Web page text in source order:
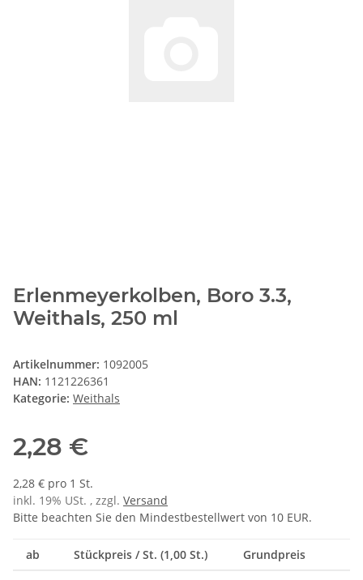
Erlenmeyerkolben, Boro 3.3,
Weithals, 250 ml
Artikelnummer: 1092005
HAN: 1121226361
Kategorie: Weithals
2,28 €
2,28 € pro 1 St.
inkl. 19% USt. , zzgl. Versand
Bitte beachten Sie den Mindestbestellwert von 10 EUR.
ab Stückpreis / St. (1,00 St.) Grundpreis